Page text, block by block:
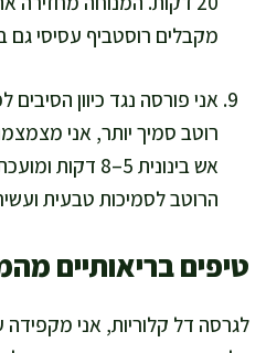
מקבלים רוסטביף עסיסי גם
אני פורסה נגד כיוון
רוטב סמיך יותר, אני
אש בינונית 5–8
הרוטב לסמיכות טבעית
טיפים בריאותיים
לגרסה דל קלוריות, אני